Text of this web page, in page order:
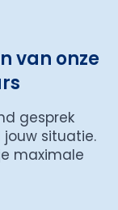
van onze
gesprek
situatie.
maximale